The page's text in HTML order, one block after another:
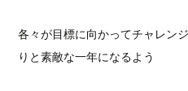
各々が目標に向かってチャレン
りと素敵な一年になるよう